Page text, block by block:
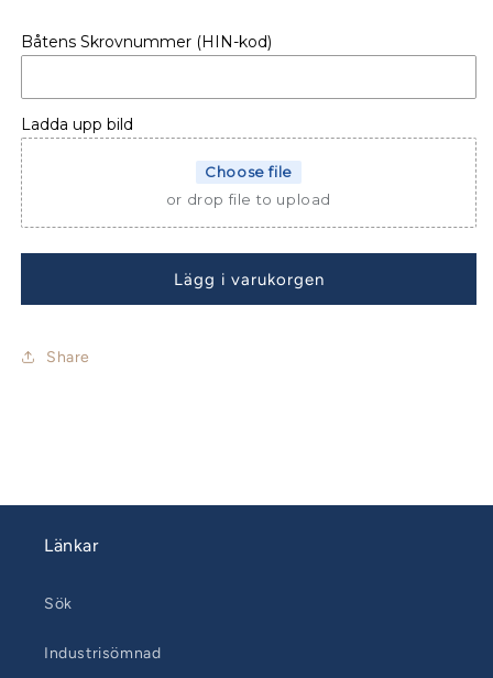
Beneteau
25.7
S
Sprayhood
Beneteau
25.7
Sprayhood
Båtens Skrovnummer (HIN-kod)
Ladda upp bild
Choose file
or drop file to upload
Lägg i varukorgen
Share
Länkar
Sök
Industrisömnad